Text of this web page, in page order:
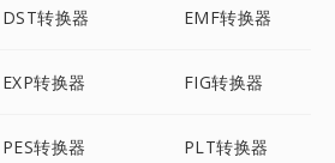
DST转换器 EMF转换器
EXP转换器 FIG转换器
PES转换器 PLT转换器